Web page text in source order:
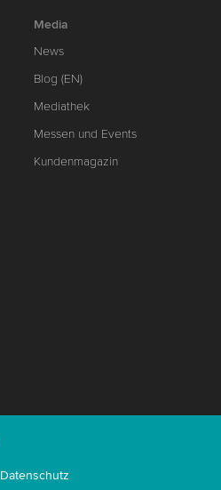
Media
News
Blog (EN)
Mediathek
Messen und Events
Kundenmagazin
Datenschutz